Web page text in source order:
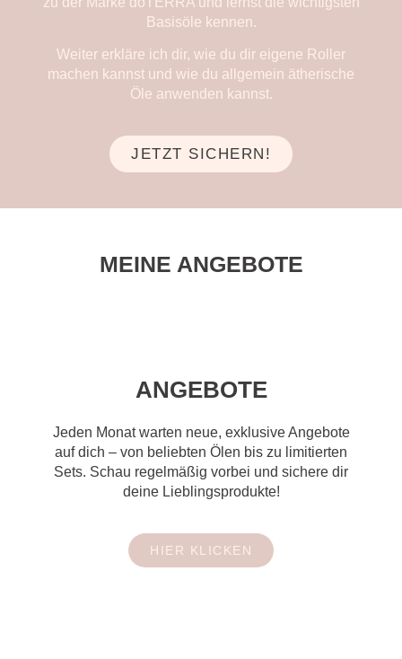
Basisöle kennen.
Weiter erkläre ich dir, wie du dir eigene Roller
machen kannst und wie du allgemein ätherische
Öle anwenden kannst.
JETZT SICHERN!
MEINE ANGEBOTE
ANGEBOTE
Jeden Monat warten neue, exklusive Angebote
auf dich – von beliebten Ölen bis zu limitierten
Sets. Schau regelmäßig vorbei und sichere dir
deine Lieblingsprodukte!
HIER KLICKEN